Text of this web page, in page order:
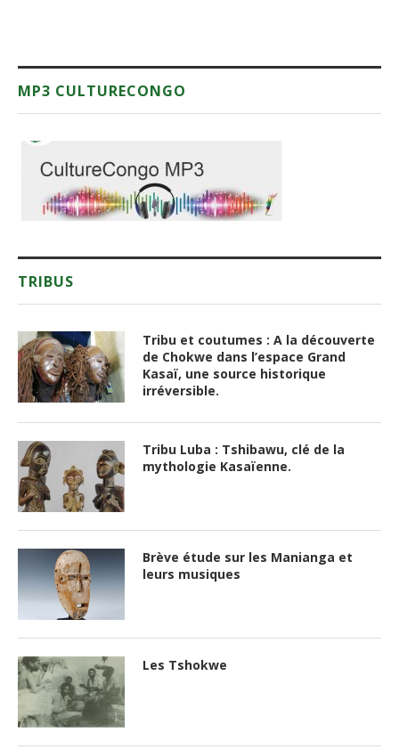
MP3 CULTURECONGO
TRIBUS
Tribu et coutumes : A la découverte
de Chokwe dans l’espace Grand
Kasaï, une source historique
irréversible.
Tribu Luba : Tshibawu, clé de la
mythologie Kasaïenne.
Brève étude sur les Manianga et
leurs musiques
Les Tshokwe